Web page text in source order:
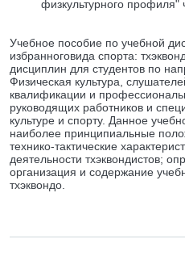
физкультурного профиля"
Учебное пособие по учебной
избранноговида спорта:
дисциплин для студентов по
Физическая культура,
квалификации и
руководящих работников и
культуре и спорту. Данное
наиболее принципиальные
технико-тактические
деятельности тхэквондистов;
организация и содержание
тхэквондо.